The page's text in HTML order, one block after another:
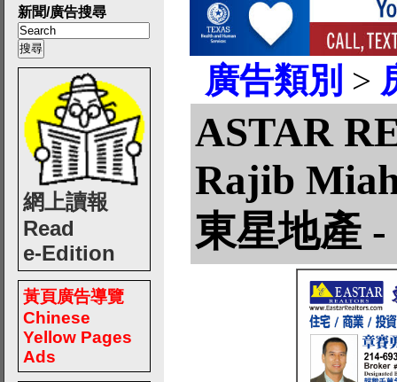
新聞/廣告搜尋
網上讀報
Read
e-Edition
黃頁廣告導覽
Chinese
Yellow Pages
Ads
廣告類別 >
ASTAR
Rajib
東星地產